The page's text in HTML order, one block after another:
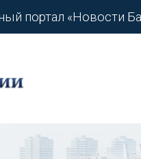
портал «Новости